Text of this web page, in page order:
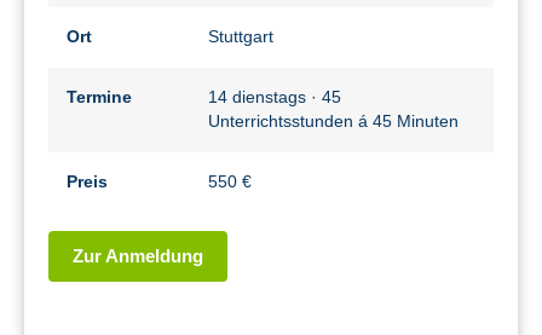
Ort Stuttgart
Termine
14 dienstags · 45
Unterrichtsstunden á 45 Minuten
Preis 550 €
Zur Anmeldung